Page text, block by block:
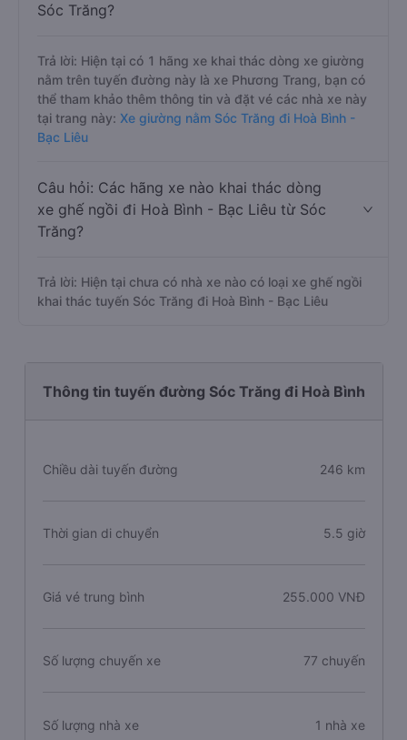
Sóc Trăng?
Trả lời: Hiện tại có 1 hãng xe khai thác dòng xe giường
nằm trên tuyến đường này là xe Phương Trang, bạn có
thể tham khảo thêm thông tin và đặt vé các nhà xe này
tại trang này: Xe giường nằm Sóc Trăng đi Hoà Bình -
Bạc Liêu
Câu hỏi: Các hãng xe nào khai thác dòng
xe ghế ngồi đi Hoà Bình - Bạc Liêu từ Sóc
Trăng?
Trả lời: Hiện tại chưa có nhà xe nào có loại xe ghế ngồi
khai thác tuyến Sóc Trăng đi Hoà Bình - Bạc Liêu
Thông tin tuyến đường Sóc Trăng đi Hoà Bình
Chiều dài tuyến đường 246 km
Thời gian di chuyển 5.5 giờ
Giá vé trung bình 255.000 VNĐ
Số lượng chuyến xe 77 chuyến
Số lượng nhà xe 1 nhà xe